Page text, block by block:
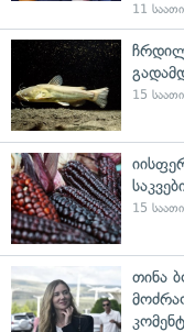
11
15
15
თინა